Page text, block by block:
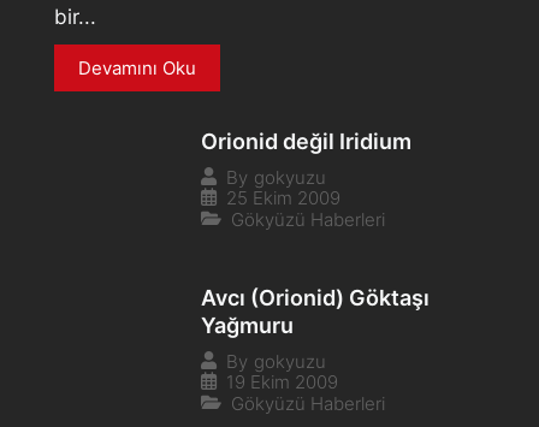
bir...
Devamını Oku
Orionid değil Iridium
By gokyuzu
25 Ekim 2009
Gökyüzü Haberleri
Avcı (Orionid) Göktaşı
Yağmuru
By gokyuzu
19 Ekim 2009
Gökyüzü Haberleri